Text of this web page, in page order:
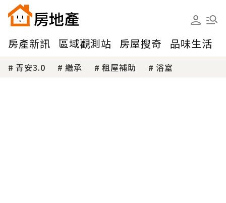
房產新訊 區域觀測站 房屋搜奇 品味生活
青安3.0 繼承 租屋補助 浴室